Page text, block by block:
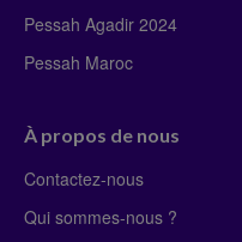
Pessah Agadir 2024
Pessah Maroc
À propos de nous
Contactez-nous
Qui sommes-nous ?